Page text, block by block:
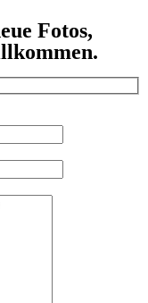
Fotos,